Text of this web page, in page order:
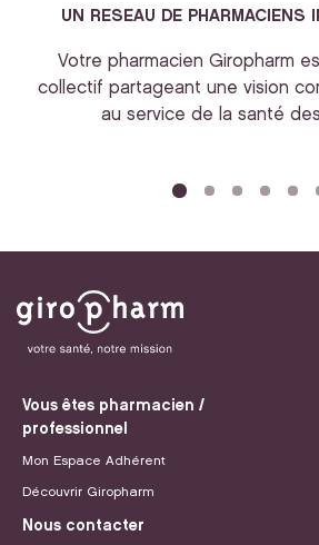
UN RESEAU DE PHARMACIENS
Votre pharmacien Giropharm
collectif partageant une vision
au service de la santé
Vous êtes pharmacien /
professionnel
Mon Espace Adhérent
Découvrir Giropharm
Nous contacter